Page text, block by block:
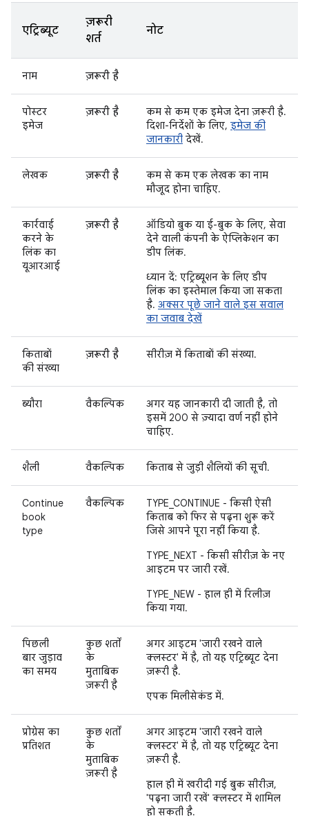
एट्रिब्यूट
ज़रूरी
शर्त
नोट
नाम ज़रूरी है
पोस्टर
इमेज
ज़रूरी है
कम से कम एक इमेज देना ज़रूरी है.
दिशा-निर्देशों के लिए, इमेज की
जानकारी देखें.
लेखक ज़रूरी है
कम से कम एक लेखक का नाम
मौजूद होना चाहिए.
कार्रवाई
करने के
लिंक का
यूआरआई
ज़रूरी है
ऑडियो बुक या ई-बुक के लिए, सेवा
देने वाली कंपनी के ऐप्लिकेशन का
डीप लिंक.
ध्यान दें: एट्रिब्यूशन के लिए डीप
लिंक का इस्तेमाल किया जा सकता
है. अक्सर पूछे जाने वाले इस सवाल
का जवाब देखें
किताबों
की संख्या
ज़रूरी है सीरीज़ में किताबों की संख्या.
ब्यौरा वैकल्पिक
अगर यह जानकारी दी जाती है, तो
इसमें 200 से ज़्यादा वर्ण नहीं होने
चाहिए.
शैली वैकल्पिक किताब से जुड़ी शैलियों की सूची.
Continue
book
type
वैकल्पिक
TYPE_CONTINUE - किसी ऐसी
किताब को फिर से पढ़ना शुरू करें
जिसे आपने पूरा नहीं किया है.
TYPE_NEXT - किसी सीरीज़ के नए
आइटम पर जारी रखें.
TYPE_NEW - हाल ही में रिलीज़
किया गया.
पिछली
बार जुड़ाव
का समय
कुछ शर्तों
के
मुताबिक
ज़रूरी है
अगर आइटम 'जारी रखने वाले
क्लस्टर' में है, तो यह एट्रिब्यूट देना
ज़रूरी है.
एपक मिलीसेकंड में.
प्रोग्रेस का
प्रतिशत
कुछ शर्तों
के
मुताबिक
ज़रूरी है
अगर आइटम 'जारी रखने वाले
क्लस्टर' में है, तो यह एट्रिब्यूट देना
ज़रूरी है.
हाल ही में खरीदी गई बुक सीरीज़,
'पढ़ना जारी रखें' क्लस्टर में शामिल
हो सकती है.